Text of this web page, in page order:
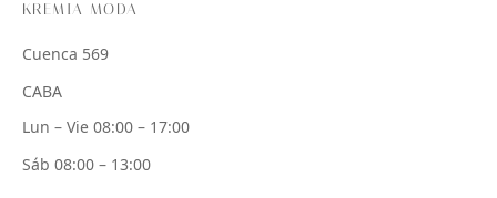
KREMIA MODA
Cuenca 569
CABA
Lun – Vie 08:00 – 17:00
Sáb 08:00 – 13:00